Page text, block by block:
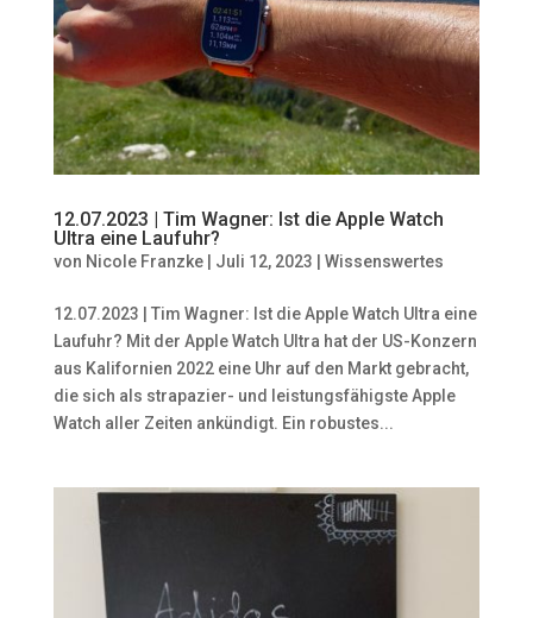
12.07.2023 | Tim Wagner: Ist die Apple Watch
Ultra eine Laufuhr?
von Nicole Franzke| Juli 12, 2023 Wissenswertes
12.07.2023 | Tim Wagner: Ist die Apple Watch Ultra eine
Laufuhr? Mit der Apple Watch Ultra hat der US-Konzern
aus Kalifornien 2022 eine Uhr auf den Markt gebracht,
die sich als strapazier- und leistungsfähigste Apple
Watch aller Zeiten ankündigt. Ein robustes...